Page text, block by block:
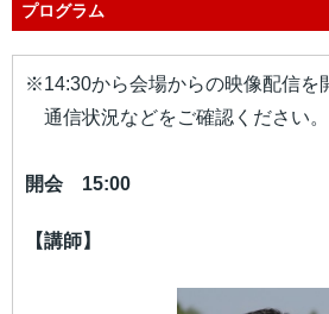
プログラム
※14:30から会場からの映像配信を
通信状況などをご確認ください。
開会 15:00
【講師】